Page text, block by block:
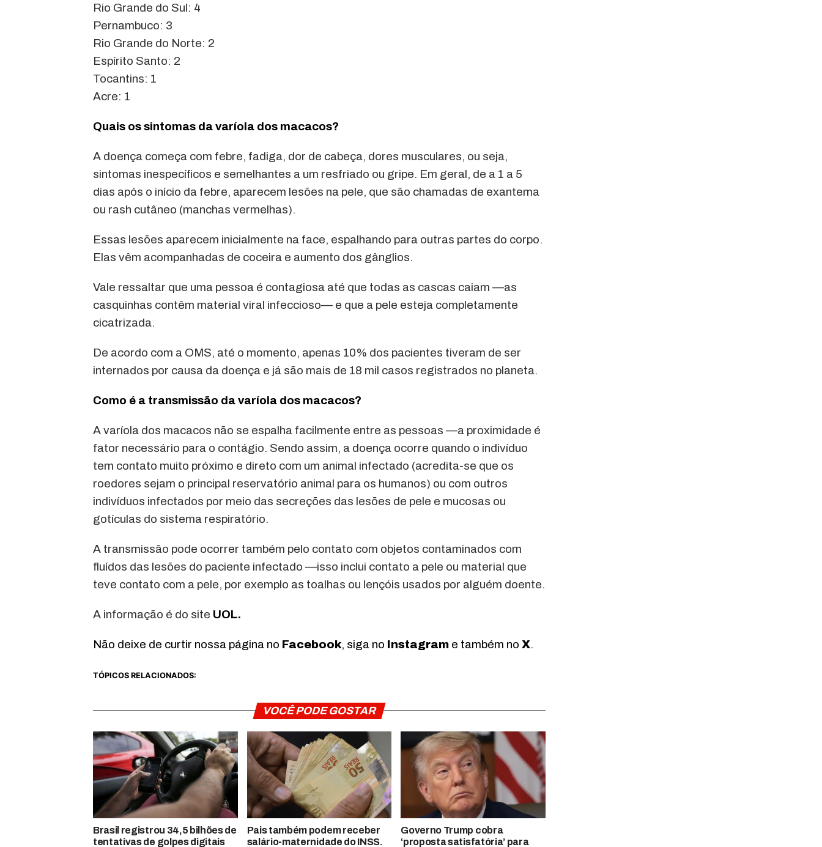
Rio Grande do Sul: 4
Pernambuco: 3
Rio Grande do Norte: 2
Espírito Santo: 2
Tocantins: 1
Acre: 1
Quais os sintomas da varíola dos macacos?
A doença começa com febre, fadiga, dor de cabeça, dores musculares, ou seja,
sintomas inespecíficos e semelhantes a um resfriado ou gripe. Em geral, de a 1 a 5
dias após o início da febre, aparecem lesões na pele, que são chamadas de exantema
ou rash cutâneo (manchas vermelhas).
Essas lesões aparecem inicialmente na face, espalhando para outras partes do corpo.
Elas vêm acompanhadas de coceira e aumento dos gânglios.
Vale ressaltar que uma pessoa é contagiosa até que todas as cascas caiam —as
casquinhas contêm material viral infeccioso— e que a pele esteja completamente
cicatrizada.
De acordo com a OMS, até o momento, apenas 10% dos pacientes tiveram de ser
internados por causa da doença e já são mais de 18 mil casos registrados no planeta.
Como é a transmissão da varíola dos macacos?
A varíola dos macacos não se espalha facilmente entre as pessoas —a proximidade é
fator necessário para o contágio. Sendo assim, a doença ocorre quando o indivíduo
tem contato muito próximo e direto com um animal infectado (acredita-se que os
roedores sejam o principal reservatório animal para os humanos) ou com outros
indivíduos infectados por meio das secreções das lesões de pele e mucosas ou
gotículas do sistema respiratório.
A transmissão pode ocorrer também pelo contato com objetos contaminados com
fluídos das lesões do paciente infectado —isso inclui contato a pele ou material que
teve contato com a pele, por exemplo as toalhas ou lençóis usados por alguém doente.
A informação é do site UOL.
Não deixe de curtir nossa página no Facebook, siga no Instagram e também no X.
TÓPICOS RELACIONADOS:
VOCÊ PODE GOSTAR
Brasil registrou 34,5 bilhões de
tentativas de golpes digitais
Pais também podem receber
salário-maternidade do INSS.
Governo Trump cobra
‘proposta satisfatória’ para